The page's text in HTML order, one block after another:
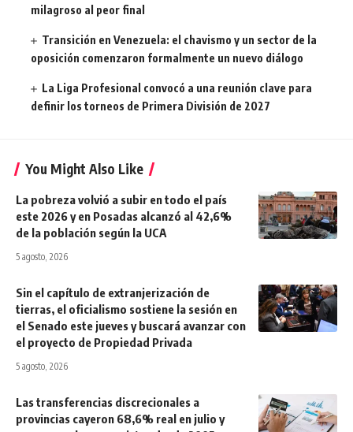
milagroso al peor final
Transición en Venezuela: el chavismo y un sector de la
oposición comenzaron formalmente un nuevo diálogo
La Liga Profesional convocó a una reunión clave para
definir los torneos de Primera División de 2027
You Might Also Like
La pobreza volvió a subir en todo el país
este 2026 y en Posadas alcanzó al 42,6%
de la población según la UCA
5 agosto, 2026
Sin el capítulo de extranjerización de
tierras, el oficialismo sostiene la sesión en
el Senado este jueves y buscará avanzar con
el proyecto de Propiedad Privada
5 agosto, 2026
Las transferencias discrecionales a
provincias cayeron 68,6% real en julio y